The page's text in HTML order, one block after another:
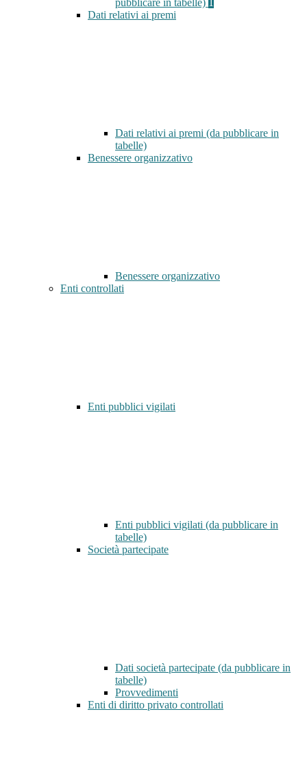
pubblicare in tabelle)
Dati relativi ai premi
Dati relativi ai premi (da pubblicare in
tabelle)
Benessere organizzativo
Benessere organizzativo
Enti controllati
Enti pubblici vigilati
Enti pubblici vigilati (da pubblicare in
tabelle)
Società partecipate
Dati società partecipate (da pubblicare in
tabelle)
Provvedimenti
Enti di diritto privato controllati